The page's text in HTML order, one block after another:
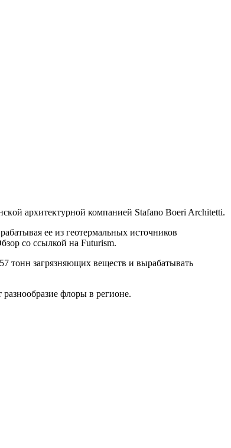
архитектурной компанией Stafano Boeri Architetti.
ее из геотермальных источников
со ссылкой на Futurism.
тонн загрязняющих веществ и вырабатывать
флоры в регионе.